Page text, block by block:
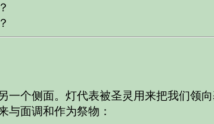
一个侧面。灯代表被圣灵用来把我们领
与面调和作为祭物：